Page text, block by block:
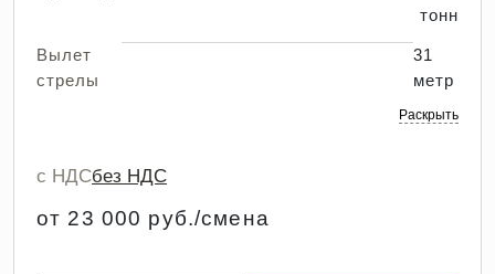
тонн
Вылет
стрелы
31
метр
Раскрыть
с НДСбез НДС
от 23 000 руб./смена